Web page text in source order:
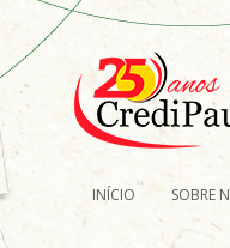
INÍCIO SOBRE